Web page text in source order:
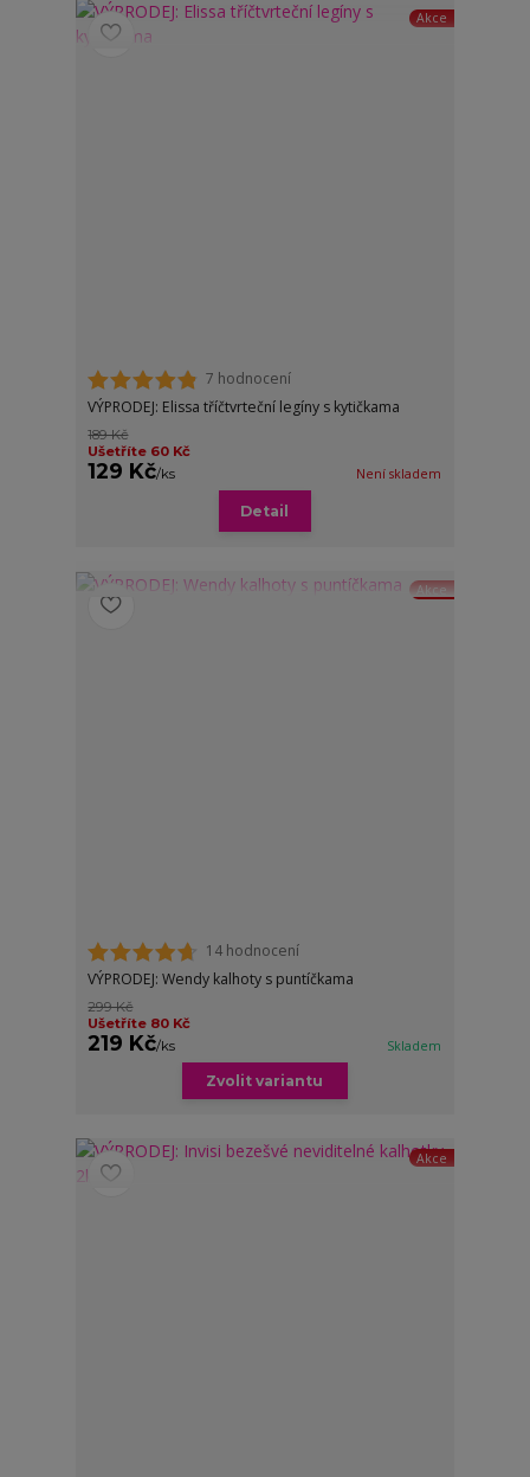
Akce
7 hodnocení
VÝPRODEJ: Elissa tříčtvrteční legíny s kytičkama
189 Kč
Ušetříte 60 Kč
129 Kč/ks Není skladem
Detail
Akce
14 hodnocení
VÝPRODEJ: Wendy kalhoty s puntíčkama
299 Kč
Ušetříte 80 Kč
219 Kč/ks Skladem
Zvolit variantu
Akce